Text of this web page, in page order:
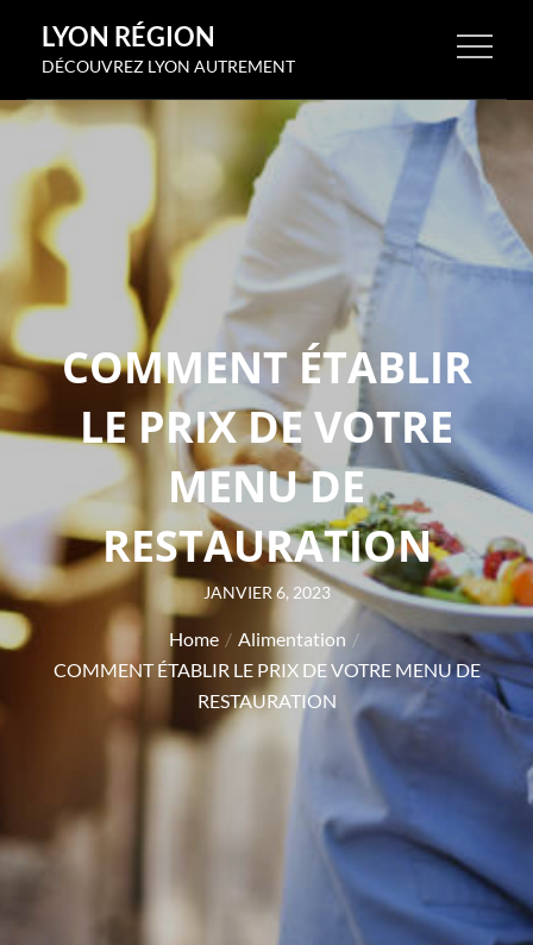
content
LYON RÉGION
DÉCOUVREZ LYON AUTREMENT
COMMENT ÉTABLIR
LE PRIX DE VOTRE
MENU DE
RESTAURATION
Posted
on
JANVIER 6, 2023
Home
Alimentation
COMMENT ÉTABLIR LE PRIX DE VOTRE MENU DE
RESTAURATION